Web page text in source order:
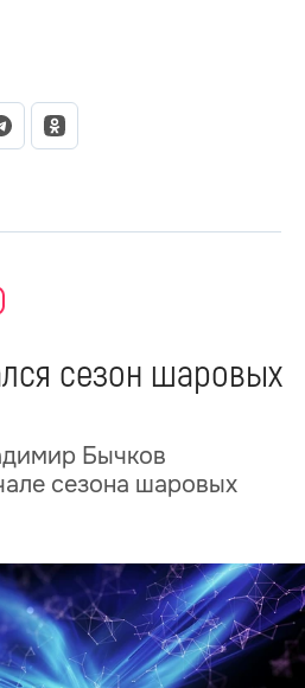
сезон шаровых
Бычков
сезона шаровых